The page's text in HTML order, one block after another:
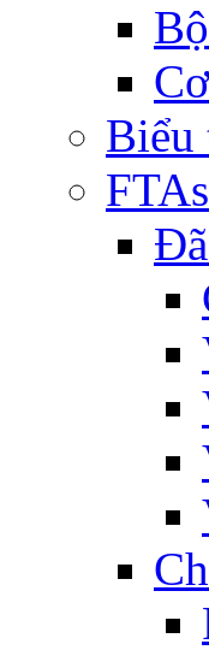
Biểu
FTAs